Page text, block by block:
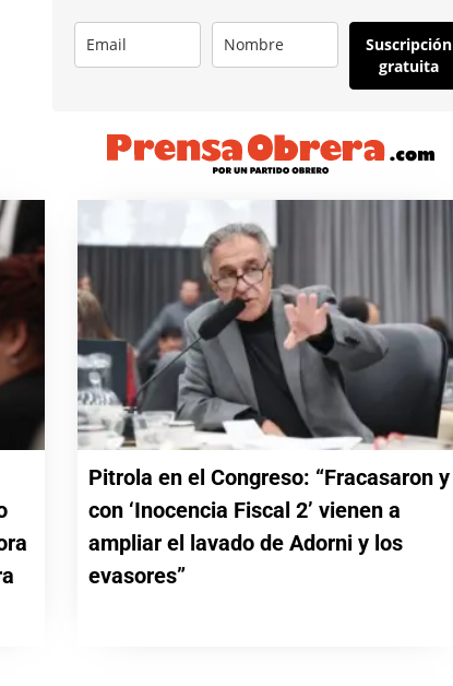
Suscripción
gratuita
Pitrola en el Congreso: “Fracasaron y
con ‘Inocencia Fiscal 2’ vienen a
ampliar el lavado de Adorni y los
evasores”